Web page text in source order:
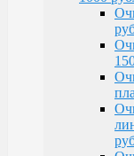
Очки с
В
В
В
В
Очки
В